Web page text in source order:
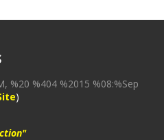
%20 %404 %2015 %08:%Sep
)